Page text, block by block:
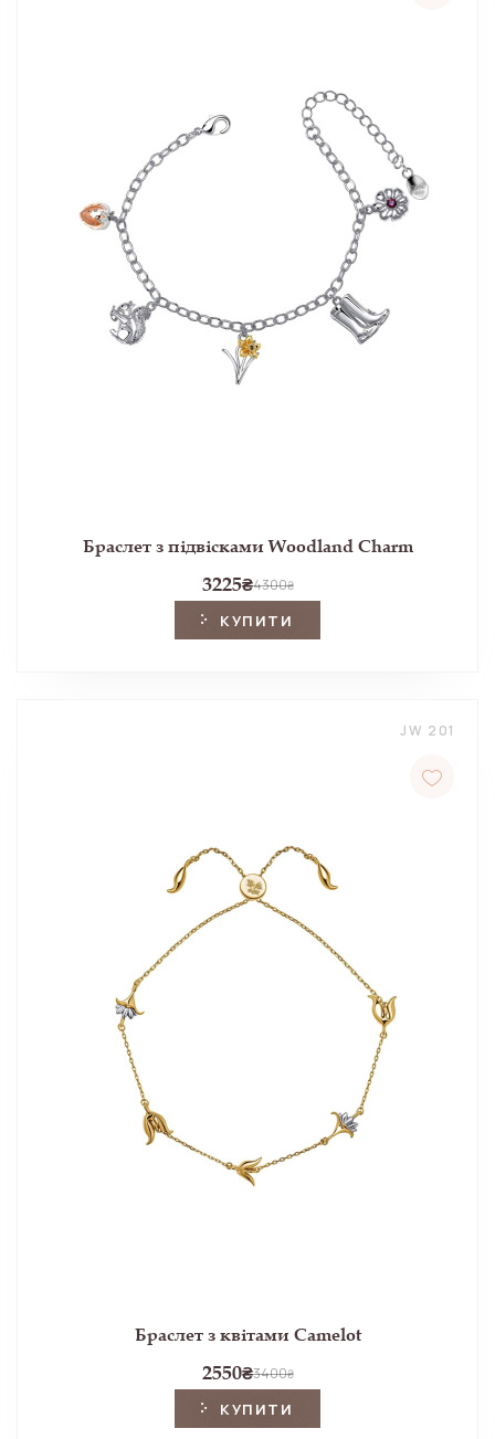
Браслет з підвісками Woodland Charm
3225₴4300₴
КУПИТИ
JW 201
Браслет з квітами Camelot
2550₴3400₴
КУПИТИ